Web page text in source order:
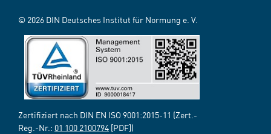
© 2026 DIN Deutsches Institut für Normung e. V.
Zertifiziert nach DIN EN ISO 9001:2015-11 (Zert.-
Reg.-Nr.: 01 100 2100794 [PDF])